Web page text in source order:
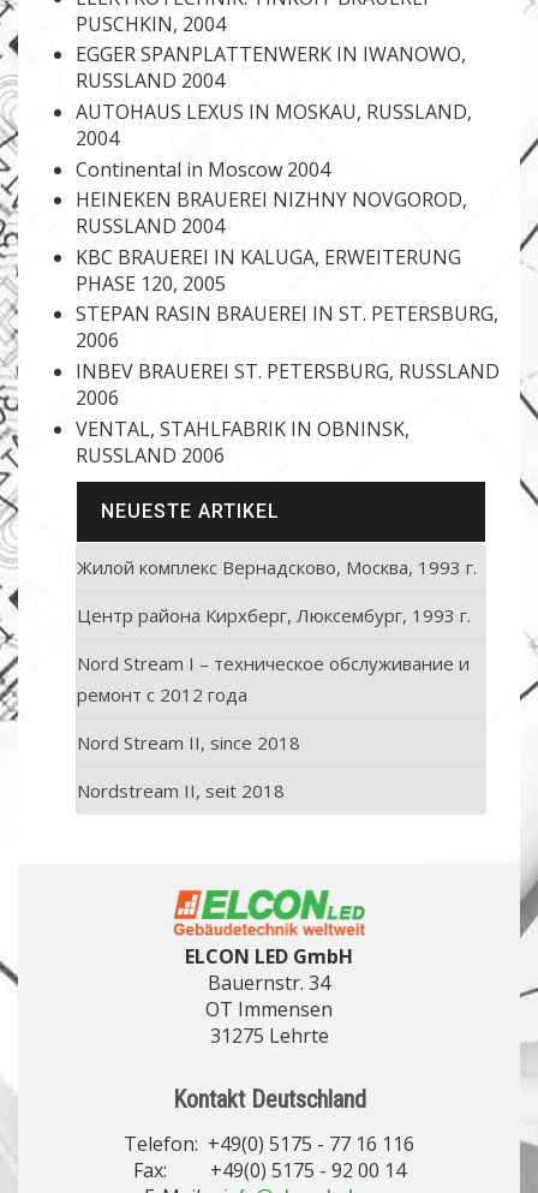
PUSCHKIN, 2004
EGGER SPANPLATTENWERK IN IWANOWO,
RUSSLAND 2004
AUTOHAUS LEXUS IN MOSKAU, RUSSLAND,
2004
Continental in Moscow 2004
HEINEKEN BRAUEREI NIZHNY NOVGOROD,
RUSSLAND 2004
KBC BRAUEREI IN KALUGA, ERWEITERUNG
PHASE 120, 2005
STEPAN RASIN BRAUEREI IN ST. PETERSBURG,
2006
INBEV BRAUEREI ST. PETERSBURG, RUSSLAND
2006
VENTAL, STAHLFABRIK IN OBNINSK,
RUSSLAND 2006
NEUESTE ARTIKEL
Жилой комплекс Вернадсково, Москва, 1993 г.
Центр района Кирхберг, Люксембург, 1993 г.
Nord Stream I – техническое обслуживание и
ремонт с 2012 года
Nord Stream II, since 2018
Nordstream II, seit 2018
ELCON LED GmbH
Bauernstr. 34
OT Immensen
31275 Lehrte
Kontakt Deutschland
Telefon: +49(0) 5175 - 77 16 116
Fax: +49(0) 5175 - 92 00 14